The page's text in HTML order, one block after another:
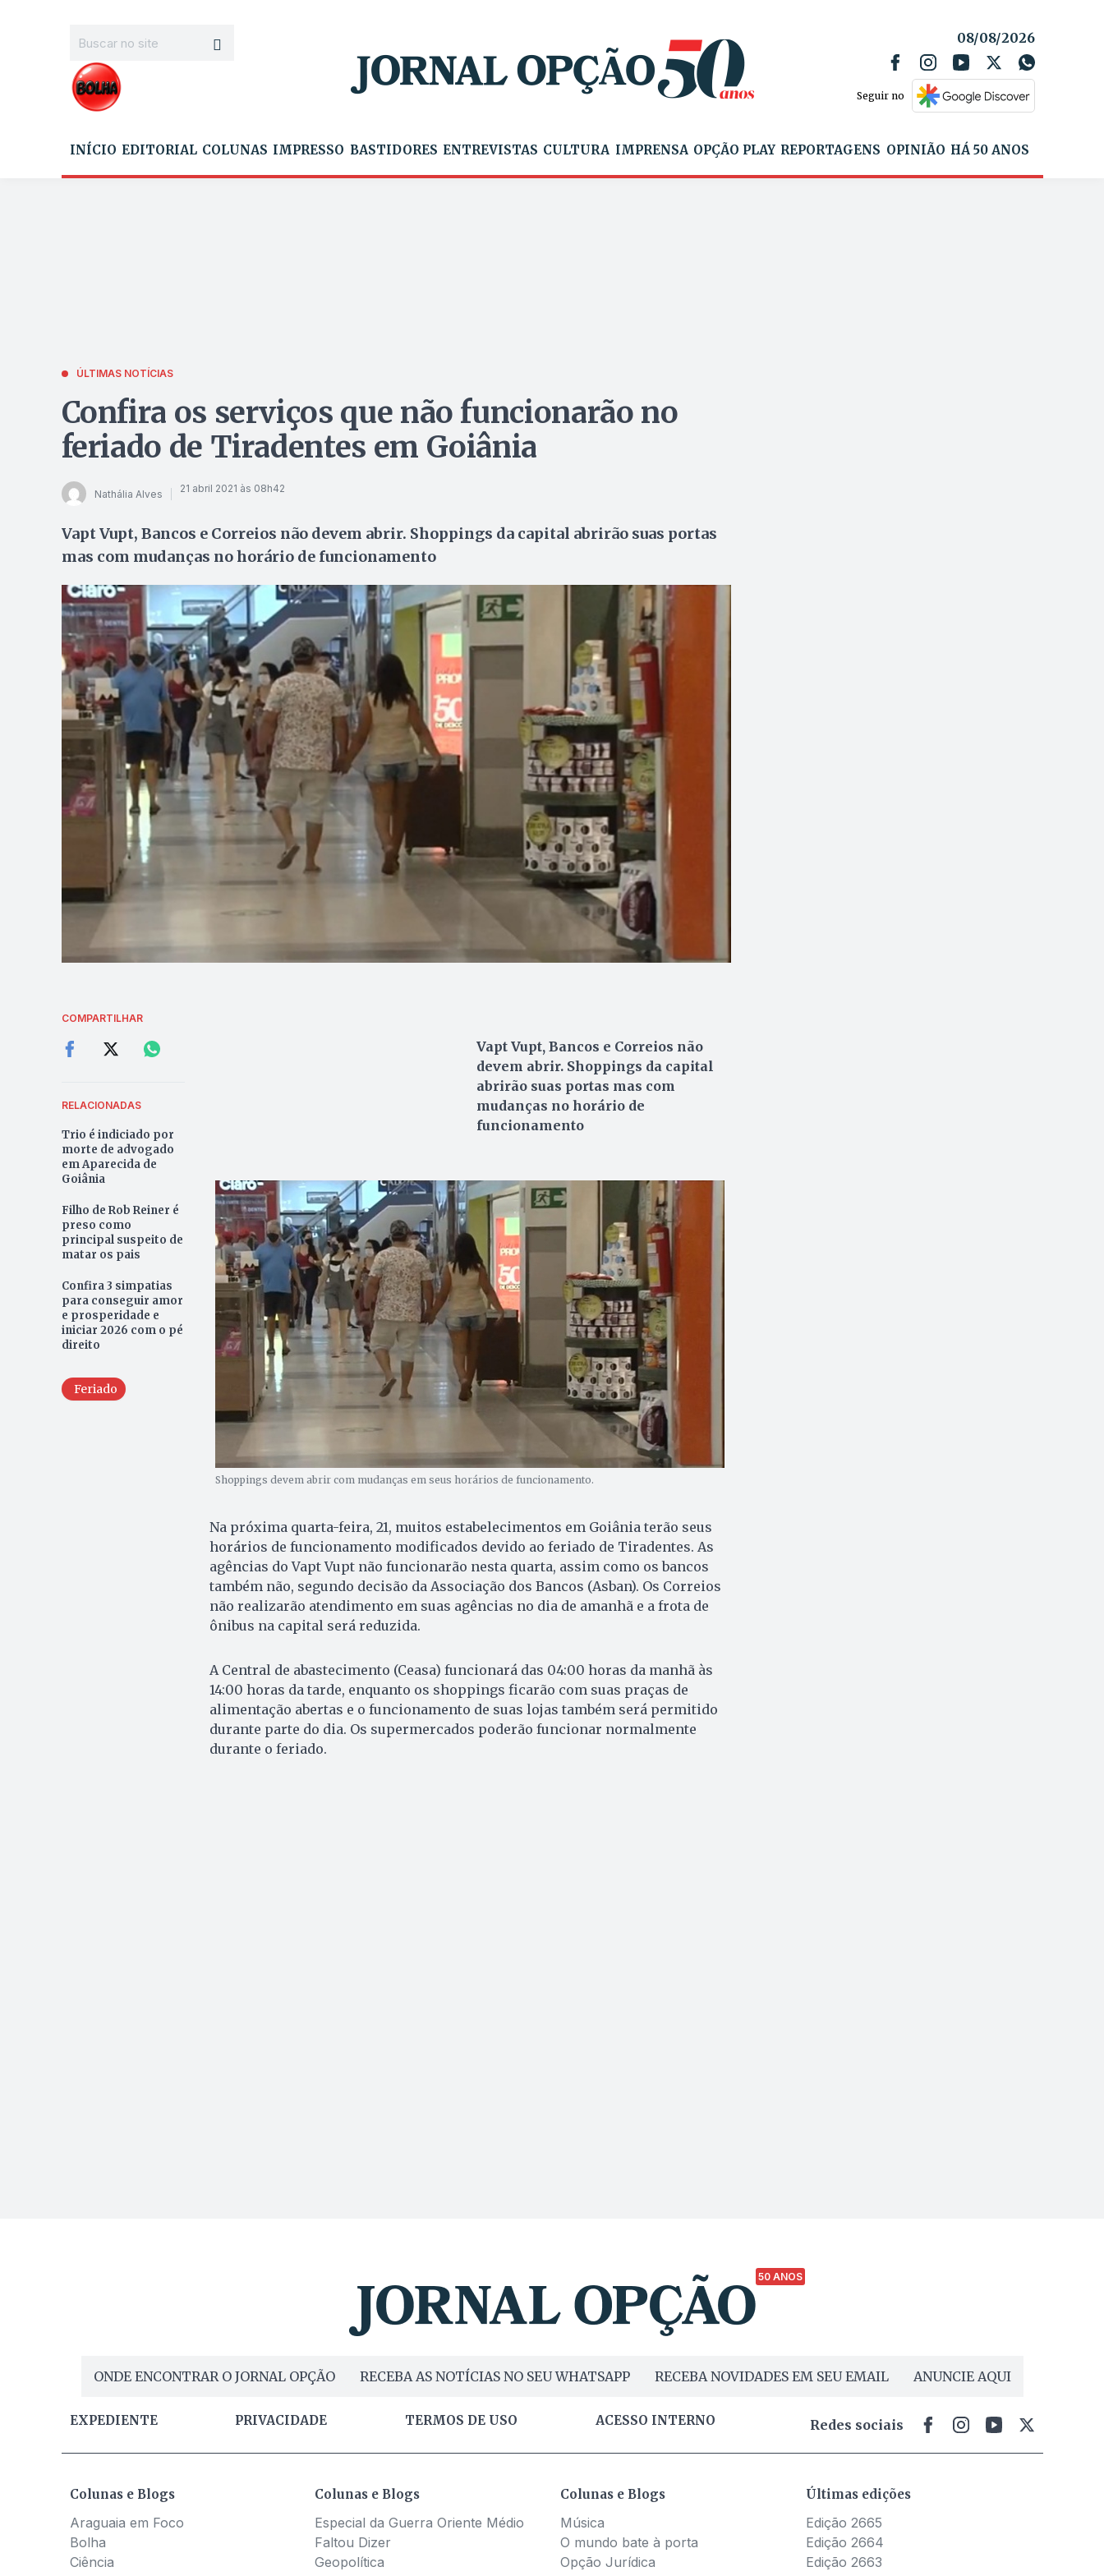
08/08/2026
Seguir no
INÍCIO EDITORIAL COLUNAS IMPRESSO BASTIDORES ENTREVISTAS CULTURA IMPRENSA OPÇÃO PLAY REPORTAGENS OPINIÃO HÁ 50 ANOS
ÚLTIMAS NOTÍCIAS
Confira os serviços que não funcionarão no
feriado de Tiradentes em Goiânia
Nathália Alves 21 abril 2021 às 08h42
Vapt Vupt, Bancos e Correios não devem abrir. Shoppings da capital abrirão suas portas
mas com mudanças no horário de funcionamento
COMPARTILHAR
RELACIONADAS
Trio é indiciado por
morte de advogado
em Aparecida de
Goiânia
Filho de Rob Reiner é
preso como
principal suspeito de
matar os pais
Confira 3 simpatias
para conseguir amor
e prosperidade e
iniciar 2026 com o pé
direito
Feriado
Vapt Vupt, Bancos e Correios não
devem abrir. Shoppings da capital
abrirão suas portas mas com
mudanças no horário de
funcionamento
Shoppings devem abrir com mudanças em seus horários de funcionamento.
Na próxima quarta-feira, 21, muitos estabelecimentos em Goiânia terão seus
horários de funcionamento modificados devido ao feriado de Tiradentes. As
agências do Vapt Vupt não funcionarão nesta quarta, assim como os bancos
também não, segundo decisão da Associação dos Bancos (Asban). Os Correios
não realizarão atendimento em suas agências no dia de amanhã e a frota de
ônibus na capital será reduzida.
A Central de abastecimento (Ceasa) funcionará das 04:00 horas da manhã às
14:00 horas da tarde, enquanto os shoppings ficarão com suas praças de
alimentação abertas e o funcionamento de suas lojas também será permitido
durante parte do dia. Os supermercados poderão funcionar normalmente
durante o feriado.
50 ANOS
ONDE ENCONTRAR O JORNAL OPÇÃO RECEBA AS NOTÍCIAS NO SEU WHATSAPP RECEBA NOVIDADES EM SEU EMAIL ANUNCIE AQUI
EXPEDIENTE PRIVACIDADE TERMOS DE USO ACESSO INTERNO Redes sociais
Colunas e Blogs
Araguaia em Foco
Bolha
Ciência
Colunas e Blogs
Especial da Guerra Oriente Médio
Faltou Dizer
Geopolítica
Colunas e Blogs
Música
O mundo bate à porta
Opção Jurídica
Últimas edições
Edição 2665
Edição 2664
Edição 2663